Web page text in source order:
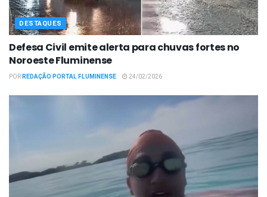
DESTAQUES
Defesa Civil emite alerta para chuvas fortes no
Noroeste Fluminense
PORREDAÇÃO PORTAL FLUMINENSE 24/02/2026